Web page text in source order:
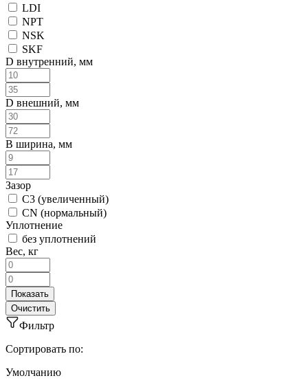
LDI
NPT
NSK
SKF
D внутренний, мм
D внешний, мм
B ширина, мм
Зазор
C3 (увеличенный)
CN (нормальный)
Уплотнение
без уплотнений
Вес, кг
Фильтр
Сортировать по:
Умолчанию